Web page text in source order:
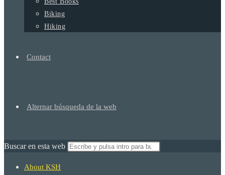
Biking
Hiking
Contact
Alternar búsqueda de la web
Buscar en esta web
About KSH